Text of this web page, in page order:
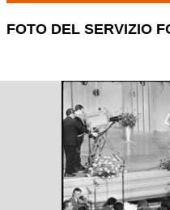
FOTO DEL SERVIZIO